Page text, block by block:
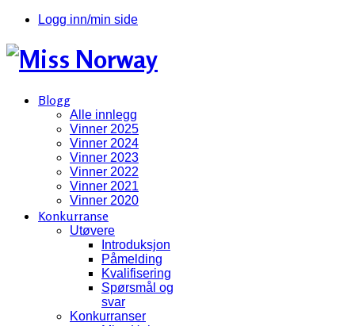
Logg inn/min side
Blogg
Alle innlegg
Vinner 2025
Vinner 2024
Vinner 2023
Vinner 2022
Vinner 2021
Vinner 2020
Konkurranse
Utøvere
Introduksjon
Påmelding
Kvalifisering
Spørsmål og
svar
Konkurranser